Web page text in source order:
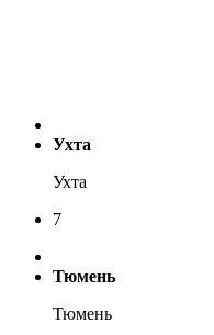
Ухта
Ухта
7
Тюмень
Тюмень